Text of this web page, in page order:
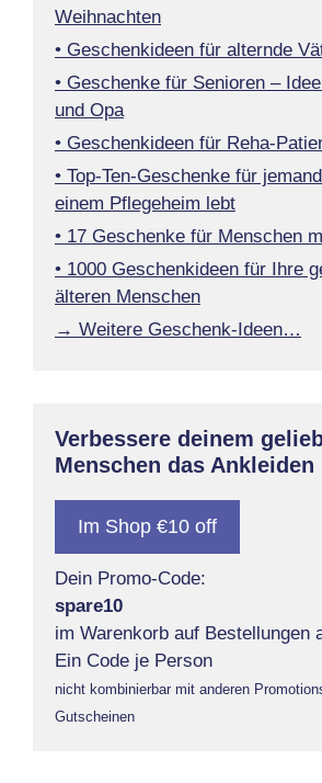
Weihnachten
• Geschenkideen für alternde
• Geschenke für Senioren –
und Opa
• Geschenkideen für Reha-
• Top-Ten-Geschenke für
einem Pflegeheim lebt
• 17 Geschenke für Menschen
• 1000 Geschenkideen für Ihre
älteren Menschen
→ Weitere Geschenk-Ideen…
Verbessere deinem
Menschen das Ankleiden
Im Shop €10 off
Dein Promo-Code:
spare10
im Warenkorb auf Bestellungen
Ein Code je Person
nicht kombinierbar mit anderen
Gutscheinen